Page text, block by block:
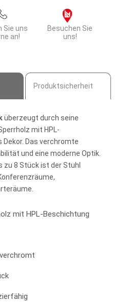
Sie uns
an!
Besuchen Sie
uns!
Produktsicherheit
überzeugt durch seine
mit HPL-
Das verchromte
und eine moderne Optik.
zu 8 Stück ist der Stuhl
mit HPL-Beschichtung